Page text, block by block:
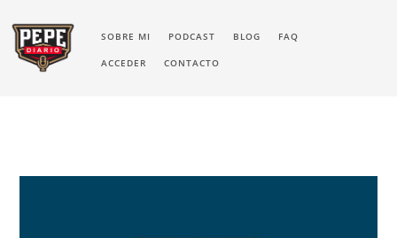
SOBRE MI PODCAST BLOG FAQ
ACCEDER CONTACTO